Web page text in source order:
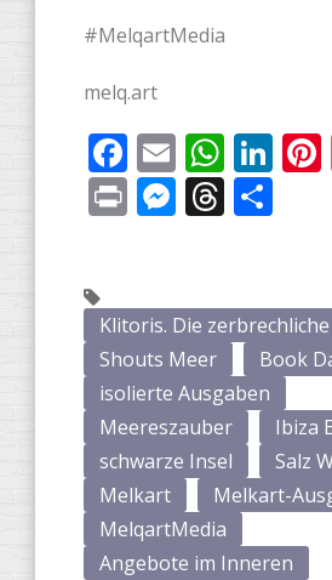
#MelqartMedia
melq.art
Facebook
Email
Print
Klitoris. Die
Shouts Meer
Book
isolierte Ausgaben
Meereszauber
Ibiza
schwarze Insel
Salz
Melkart
Melkart-
MelqartMedia
Angebote im Inneren